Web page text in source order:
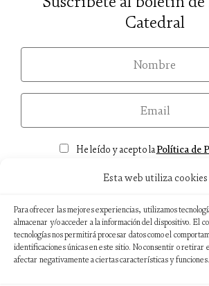
Esta web utiliza cookies
Para ofrecer las mejores experiencias, utilizamos
almacenar y/o acceder a la información del dispositivo. El
tecnologías nos permitirá procesar datos como el
identificaciones únicas en este sitio. No consentir o retirar
afectar negativamente a ciertas características y funciones.
Catedral
ConsentimientoHe leído y acepto laPolítica de
Aviso legal
Política de